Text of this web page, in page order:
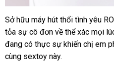
Sở hữu máy hút thổi tình yêu
tỏa sự cô đơn về thể xác thế
giới
mọi
đang có thực sự khiến chị em
cùng sextoy này.